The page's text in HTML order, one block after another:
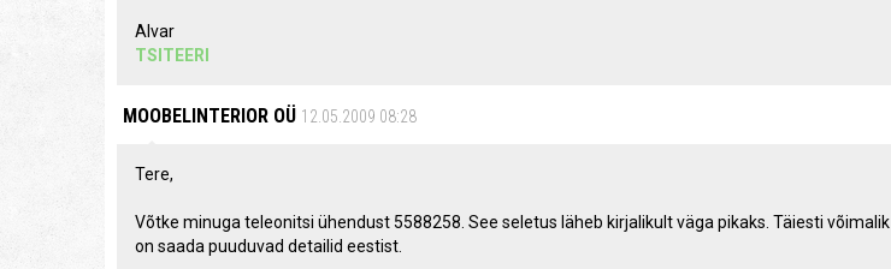
Alvar
TSITEERI
MOOBELINTERIOR OÜ 12.05.2009 08:28
Tere,
Võtke minuga teleonitsi ühendust 5588258. See seletus läheb kirjalikult väga pikaks. Täiesti võimalik
on saada puuduvad detailid eestist.